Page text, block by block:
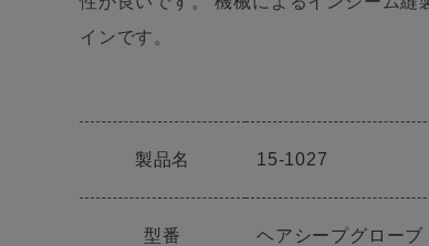
インです。
製品名 15-1027
型番
ヘアシープグロー